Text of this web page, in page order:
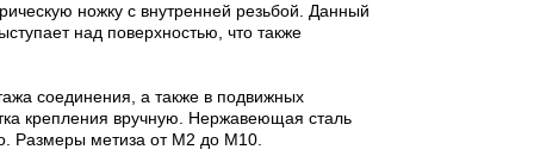
ножку с внутренней резьбой. Данный
над поверхностью, что также
соединения, а также в подвижных
крепления вручную. Нержавеющая сталь
Размеры метиза от М2 до М10.